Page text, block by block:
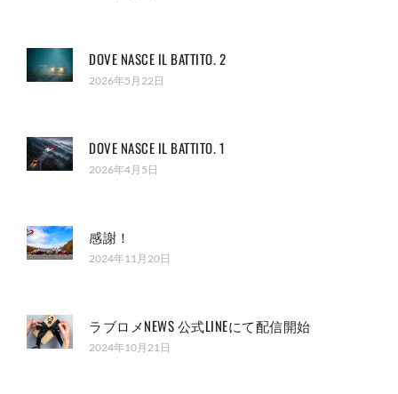
DOVE NASCE IL BATTITO. 2
2026年5月22日
DOVE NASCE IL BATTITO. 1
2026年4月5日
感謝！
2024年11月20日
ラブロメNEWS 公式LINEにて配信開始
2024年10月21日